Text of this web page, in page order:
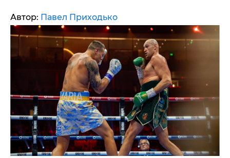
Автор: Павел Приходько